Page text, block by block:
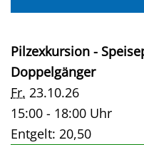
Pilzexkursion -
Doppelgänger
Fr. 23.10.26
15:00 - 18:00 Uhr
Entgelt: 20,50